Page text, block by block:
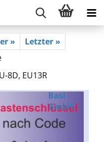
»
Letzter »
8D, EU13R
Basi
GmbH